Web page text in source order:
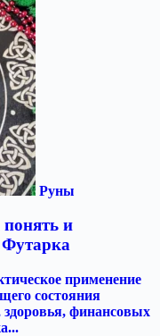
Руны
понять и
Футарка
применение
состояния
здоровья, финансовых